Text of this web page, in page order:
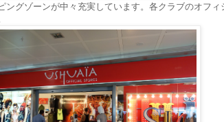
ングゾーンが中々充実しています。各クラブのオフィ